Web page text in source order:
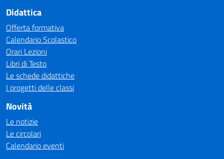
Didattica
Offerta formativa
Calendario Scolastico
Orari Lezioni
Libri di Testo
Le schede didattiche
I progetti delle classi
Novità
Le notizie
Le circolari
Calendario eventi